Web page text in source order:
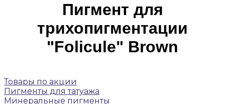
Пигмент для
трихопигментации
"Folicule" Brown
Товары по акции
Пигменты для татуажа
Минеральные пигменты